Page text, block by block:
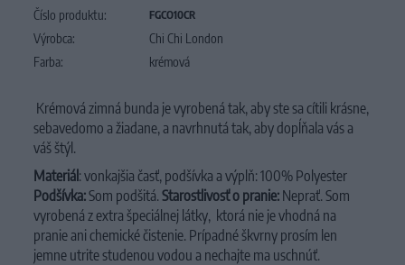
Číslo produktu: FGCO10CR
Výrobca:
Chi Chi London
Farba:
krémová
Krémová zimná bunda je vyrobená tak, aby ste sa cítili krásne,
sebavedomo a žiadane, a navrhnutá tak, aby dopĺňala vás a
váš štýl.
Materiál : vonkajšia časť, podšívka a výplň: 100% Polyester
Podšívka:Som podšitá. Starostlivosť o pranie: Neprať. Som
vyrobená z extra špeciálnej látky, ktorá nie je vhodná na
pranie ani chemické čistenie. Prípadné škvrny prosím len
jemne utrite studenou vodou a nechajte ma uschnúť.